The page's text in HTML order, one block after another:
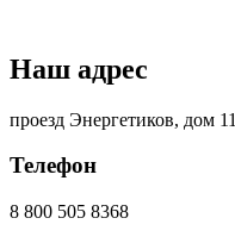
Наш адрес
проезд Энергетиков, дом 11
Телефон
8 800 505 8368